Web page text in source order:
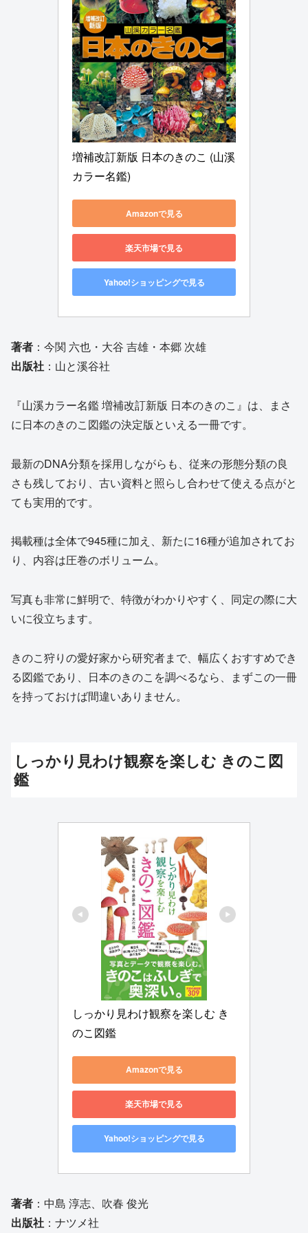
増補改訂新版 日本のきのこ (山溪
カラー名鑑)
Amazonで見る
楽天市場で見る
Yahoo!ショッピングで見る
著者 ：今関 六也・大谷 吉雄・本郷 次雄
出版社 ：山と溪谷社
『山溪カラー名鑑 増補改訂新版 日本のきのこ』は、まさ
に日本のきのこ図鑑の決定版といえる一冊です。
最新のDNA分類を採用しながらも、従来の形態分類の良
さも残しており、古い資料と照らし合わせて使える点がと
ても実用的です。
掲載種は全体で945種に加え、新たに16種が追加されてお
り、内容は圧巻のボリューム。
写真も非常に鮮明で、特徴がわかりやすく、同定の際に大
いに役立ちます。
きのこ狩りの愛好家から研究者まで、幅広くおすすめでき
る図鑑であり、日本のきのこを調べるなら、まずこの一冊
を持っておけば間違いありません。
しっかり見わけ観察を楽しむ きのこ図
鑑
しっかり見わけ観察を楽しむ き
のこ図鑑
Amazonで見る
楽天市場で見る
Yahoo!ショッピングで見る
著者 ：中島 淳志、吹春 俊光
出版社 ：ナツメ社